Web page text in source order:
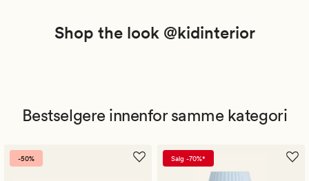
Shop the look @kidinterior
Bestselgere innenfor samme kategori
-50% Salg -70%*